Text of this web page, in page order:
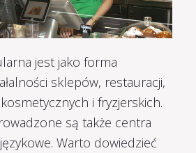
jest jako forma
sklepów, restauracji,
i fryzjerskich.
są także centra
Warto dowiedzieć